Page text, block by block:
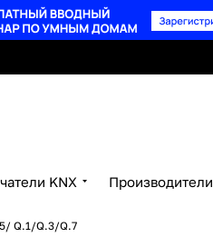
KNX Производители
Q.1/Q.3/Q.7